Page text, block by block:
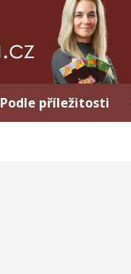
Podle příležitosti